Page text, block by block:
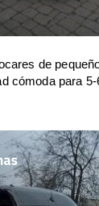
de
cómoda para 5-